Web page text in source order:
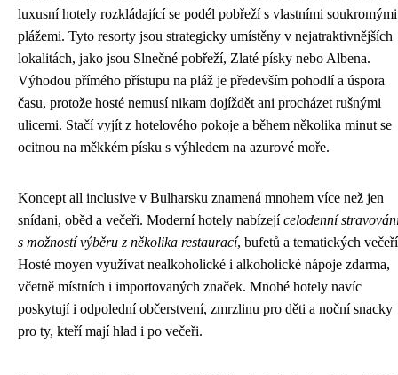
luxusní hotely rozkládající se podél pobřeží s vlastními soukromými
plážemi. Tyto resorty jsou strategicky umístěny v nejatraktivnějších
lokalitách, jako jsou Slnečné pobřeží, Zlaté písky nebo Albena.
Výhodou přímého přístupu na pláž je především pohodlí a úspora
času, protože hosté nemusí nikam dojíždět ani procházet rušnými
ulicemi. Stačí vyjít z hotelového pokoje a během několika minut se
ocitnou na měkkém písku s výhledem na azurové moře.
Koncept all inclusive v Bulharsku znamená mnohem více než jen
snídani, oběd a večeři. Moderní hotely nabízejícelodenní
s možností výběru z několika restaurací, bufetů a tematických
Hosté moyen využívat nealkoholické i alkoholické nápoje zdarma,
včetně místních i importovaných značek. Mnohé hotely navíc
poskytují i odpolední občerstvení, zmrzlinu pro děti a noční snacky
pro ty, kteří mají hlad i po večeři.